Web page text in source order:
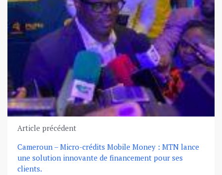
Article précédent
Cameroun – Micro-crédits Mobile Money : MTN lance
une solution innovante de financement pour ses
clients.